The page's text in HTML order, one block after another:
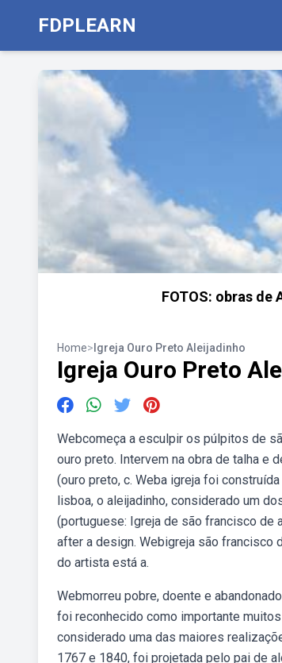
FDPLEARN
FOTOS: obras de
Home> Igreja Ouro Preto Aleijadinho
Igreja Ouro Preto
Webcomeça a esculpir os púlpitos de
ouro preto. Intervem na obra de talha e
(ouro preto, c. Weba igreja foi
lisboa, o aleijadinho, considerado um
(portuguese: Igreja de são francisco de
after a design. Webigreja são francisco
do artista está a.
Webmorreu pobre, doente e
foi reconhecido como importante
considerado uma das maiores
1767 e 1840, foi projetada pelo pai de